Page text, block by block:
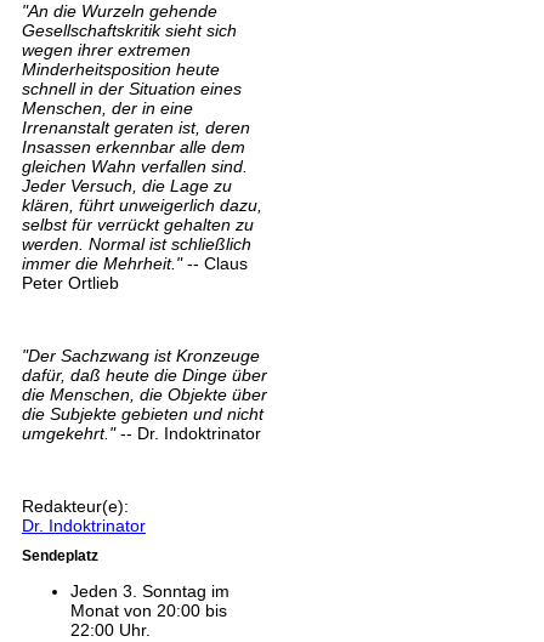
"An die Wurzeln gehende
Gesellschaftskritik sieht sich
wegen ihrer extremen
Minderheitsposition heute
schnell in der Situation eines
Menschen, der in eine
Irrenanstalt geraten ist, deren
Insassen erkennbar alle dem
gleichen Wahn verfallen sind.
Jeder Versuch, die Lage zu
klären, führt unweigerlich dazu,
selbst für verrückt gehalten zu
werden. Normal ist schließlich
immer die Mehrheit."-- Claus
Peter Ortlieb
"Der Sachzwang ist Kronzeuge
dafür, daß heute die Dinge über
die Menschen, die Objekte über
die Subjekte gebieten und nicht
umgekehrt."-- Dr. Indoktrinator
Redakteur(e):
Dr. Indoktrinator
Sendeplatz
Jeden 3. Sonntag im
Monat von 20:00 bis
22:00 Uhr.